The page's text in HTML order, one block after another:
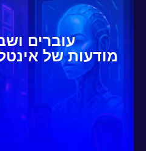
עוברים
מודעות של